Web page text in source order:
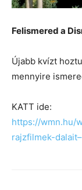
Felismered a
Újabb kvízt
mennyire
KATT ide:
https://wmn.hu/
rajzfilmek-